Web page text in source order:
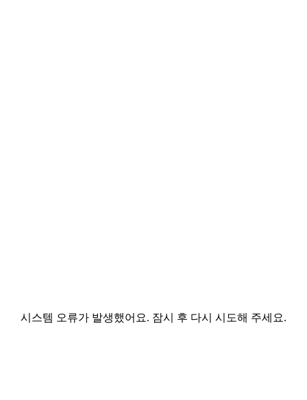
시스템 오류가 발생했어요. 잠시 후 다시 시도해 주세요.